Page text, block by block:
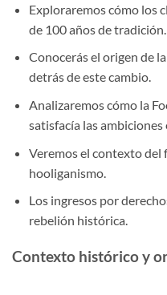
Exploraremos cómo los
de 100 años de tradición.
Conocerás el origen de
detrás de este cambio.
Analizaremos cómo la
satisfacía las ambiciones
Veremos el contexto del
hooliganismo.
Los ingresos por
rebelión histórica.
Contexto histórico y